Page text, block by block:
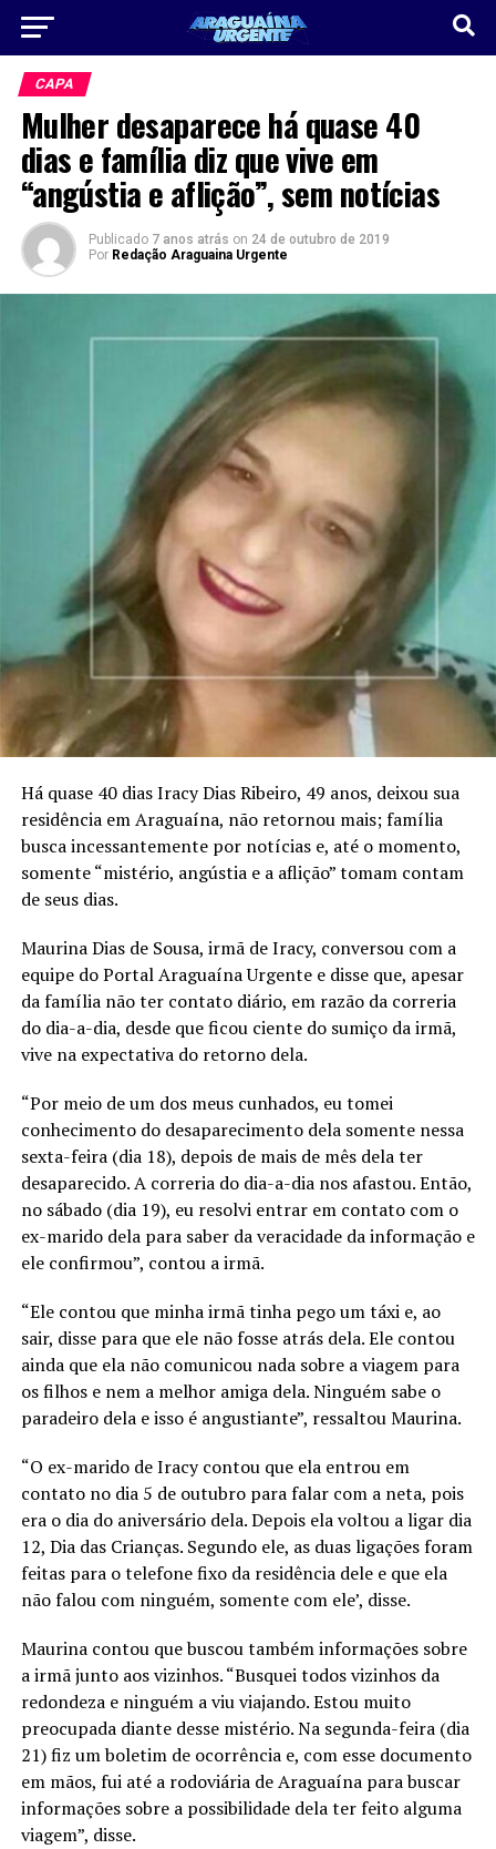
CAPA
Mulher desaparece há quase 40
dias e família diz que vive em
“angústia e aflição”, sem notícias
Publicado 7 anos atrás on 24 de outubro de 2019
Por Redação Araguaina Urgente
Há quase 40 dias Iracy Dias Ribeiro, 49 anos, deixou sua
residência em Araguaína, não retornou mais; família
busca incessantemente por notícias e, até o momento,
somente “mistério, angústia e a aflição” tomam contam
de seus dias.
Maurina Dias de Sousa, irmã de Iracy, conversou com a
equipe do Portal Araguaína Urgente e disse que, apesar
da família não ter contato diário, em razão da correria
do dia-a-dia, desde que ficou ciente do sumiço da irmã,
vive na expectativa do retorno dela.
“Por meio de um dos meus cunhados, eu tomei
conhecimento do desaparecimento dela somente nessa
sexta-feira (dia 18), depois de mais de mês dela ter
desaparecido. A correria do dia-a-dia nos afastou. Então,
no sábado (dia 19), eu resolvi entrar em contato com o
ex-marido dela para saber da veracidade da informação e
ele confirmou”, contou a irmã.
“Ele contou que minha irmã tinha pego um táxi e, ao
sair, disse para que ele não fosse atrás dela. Ele contou
ainda que ela não comunicou nada sobre a viagem para
os filhos e nem a melhor amiga dela. Ninguém sabe o
paradeiro dela e isso é angustiante”, ressaltou Maurina.
“O ex-marido de Iracy contou que ela entrou em
contato no dia 5 de outubro para falar com a neta, pois
era o dia do aniversário dela. Depois ela voltou a ligar dia
12, Dia das Crianças. Segundo ele, as duas ligações foram
feitas para o telefone fixo da residência dele e que ela
não falou com ninguém, somente com ele’, disse.
Maurina contou que buscou também informações sobre
a irmã junto aos vizinhos. “Busquei todos vizinhos da
redondeza e ninguém a viu viajando. Estou muito
preocupada diante desse mistério. Na segunda-feira (dia
21) fiz um boletim de ocorrência e, com esse documento
em mãos, fui até a rodoviária de Araguaína para buscar
informações sobre a possibilidade dela ter feito alguma
viagem”, disse.